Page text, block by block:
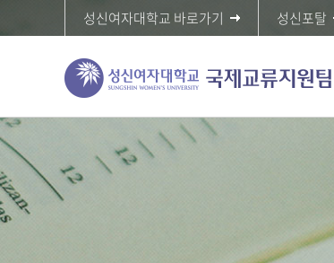
성신여자대학교 바로가기 성신포탈